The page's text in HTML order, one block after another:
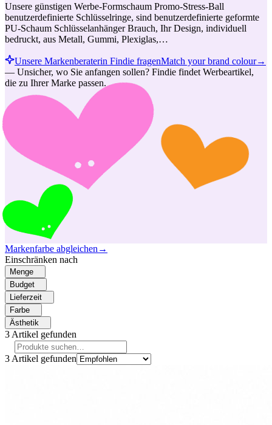
Unsere günstigen Werbe-Formschaum Promo-Stress-Ball
benutzerdefinierte Schlüsselringe, sind benutzerdefinierte geformte
PU-Schaum Schlüsselanhänger Brauch, Ihr Design, individuell
bedruckt, aus Metall, Gummi, Plexiglas,…
Unsere Markenberaterin Findie fragenMatch your brand colour→
— Unsicher, wo Sie anfangen sollen? Findie findet Werbeartikel,
die zu Ihrer Marke passen.
Markenfarbe abgleichen →
Einschränken nach
Menge
Budget
Lieferzeit
Farbe
Ästhetik
3 Artikel gefunden
3 Artikel gefunden